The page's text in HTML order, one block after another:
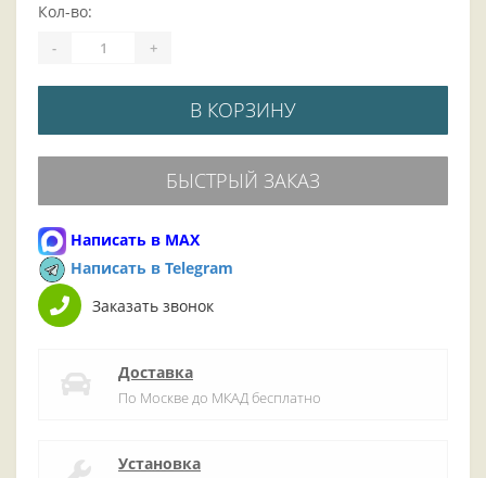
Кол-во:
- +
В КОРЗИНУ
БЫСТРЫЙ ЗАКАЗ
Написать в MAX
Написать в Telegram
Заказать звонок
Доставка
По Москве до МКАД бесплатно
Установка